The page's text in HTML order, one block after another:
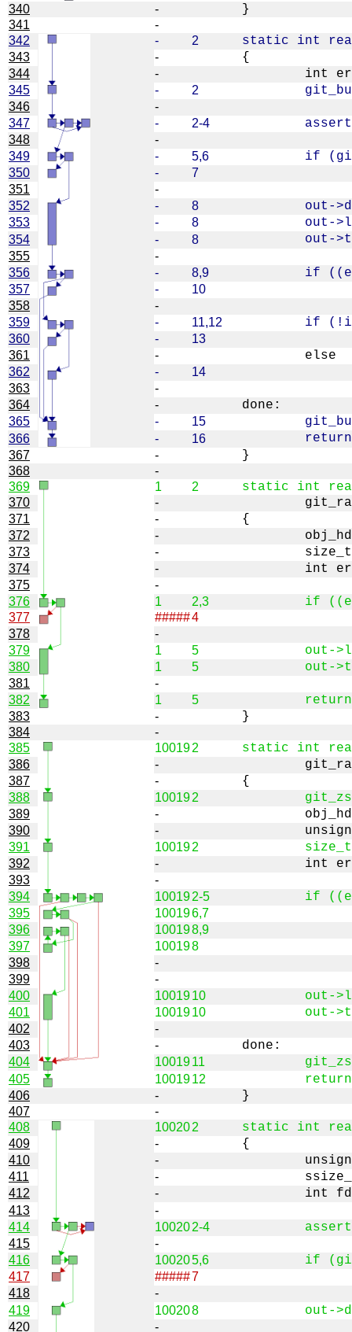
340
-
341
-
342
-
2
343
-
344
-
345
-
2
346
-
347
-
2-4
348
-
349
-
5,6
350
-
7
351
-
352
-
8
353
-
8
354
-
8
355
-
356
-
8,9
357
-
10
358
-
359
-
11,12
360
-
13
361
-
362 -
14
363
-
364
-
365 -
15
366
-
16
367
-
368
-
369
1
2
370
-
371
-
372
-
373
-
374
-
375
-
376
1
2,3
377
#####4
378
-
379
1
5
380
1
5
381
-
382
1
5
383
-
384
-
385
100192
386
-
387
-
388 100192
389
-
390
-
391
100192
392
-
393
-
394
100192-5
395
100196,7
396
100198,9
397
100198
398
-
399
-
400
1001910
401
1001910
402
-
403
-
404 1001911
405
1001912
406
-
407
-
408
100202
409
-
410
-
411
-
412
-
413
-
414
100202-4
415
-
416
100205,6
417
#####7
418
-
419
100208
420
-